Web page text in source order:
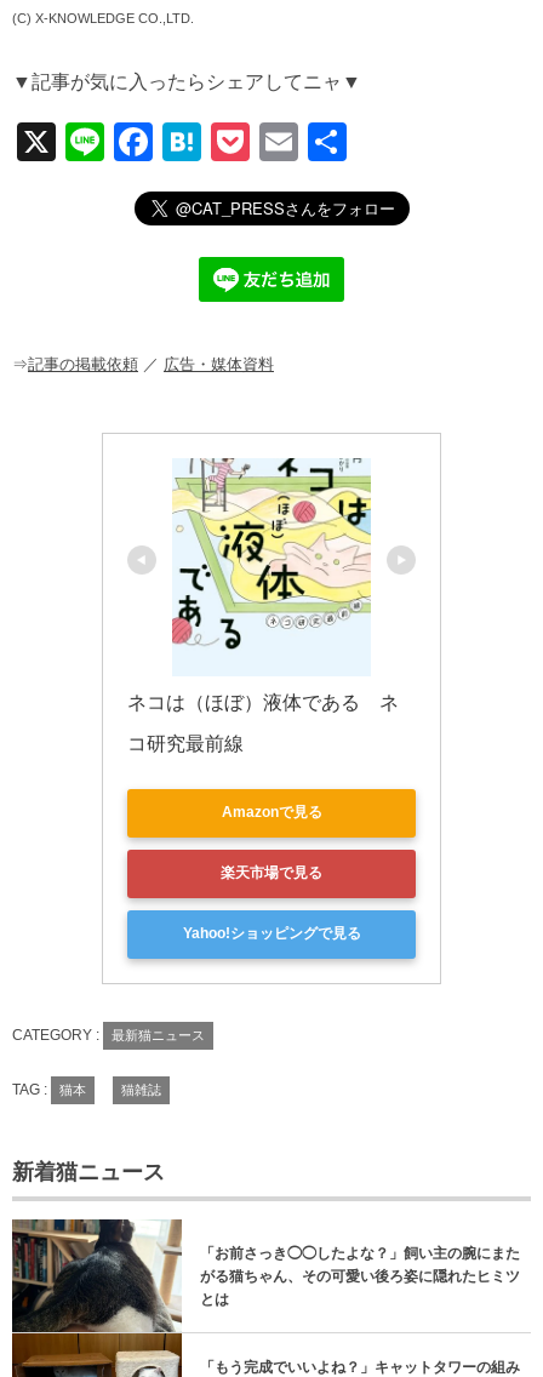
(C) X-KNOWLEDGE CO.,LTD.
▼記事が気に入ったらシェアしてニャ▼
X
Li
F
a
c
o
H
at
e
n
a
P
o
ck
et
E
m
ail
有
⇒記事の掲載依頼 ／ 広告・媒体資料
ネコは（ほぼ）液体である　ネ
コ研究最前線
Amazonで見る
楽天市場で見る
Yahoo!ショッピングで見る
CATEGORY : 最新猫ニュース
TAG : 猫本 猫雑誌
新着猫ニュース
「お前さっき◯◯したよな？」飼い主の腕にまた
がる猫ちゃん、その可愛い後ろ姿に隠れたヒミツ
とは
「もう完成でいいよね？」キャットタワーの組み